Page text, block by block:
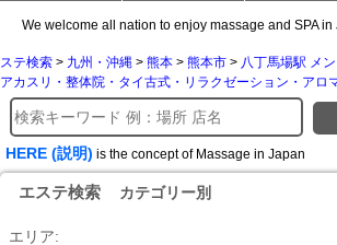
We welcome all nation to enjoy massage and SPA in
ステ検索 > 九州・沖縄 > 熊本 > 熊本市 > 八丁馬場駅 メ
アカスリ・整体院・タイ古式・リラクゼーション・アロ
HERE (説明) is the concept of Massage in Japan
エステ検索 カテゴリー別
エリア: